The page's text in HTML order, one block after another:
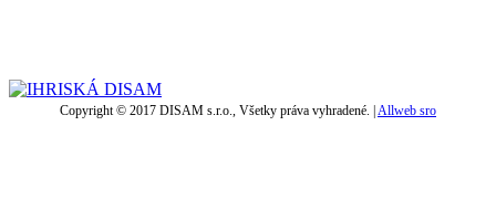
Copyright © 2017 DISAM s.r.o., Všetky práva vyhradené. |Allweb sro